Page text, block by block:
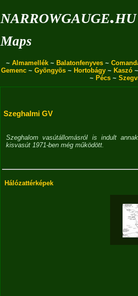
narrowgauge.hu
Maps
~ Almamellék ~ Balatonfenyves ~
Gemenc ~ Gyöngyös ~ Hortobágy ~ Kaszó
~ Pécs ~
Szeghalmi GV
Szeghalom vasútállomásról is indult
kisvasút 1971-ben még működött.
Hálózattérképek